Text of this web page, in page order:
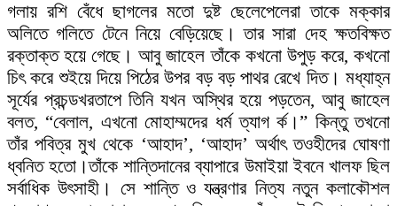
গলায় রশি বেঁধে ছাগলের মতো দুষ্ট ছেলেপেলেরা তাকে মক্কার
অলিতে গলিতে টেনে নিয়ে বেড়িয়েছে। তার সারা দেহ ক্ষতবিক্ষত
রক্তাক্ত হয়ে গেছে। আবু জাহেল তাঁকে কখনো উপুড় করে, কখনো
চিৎ করে শুইয়ে দিয়ে পিঠের উপর বড় বড় পাথর রেখে দিত। মধ্যাহ্ন
সূর্যের প্রচন্ডখরতাপে তিনি যখন অস্থির হয়ে পড়তেন, আবু জাহেল
বলত, “বেলাল, এখনো মোহাম্মদের ধর্ম ত্যাগ র্ক।” কিন্তু তখনো
তাঁর পবিত্র মুখ থেকে ‘আহাদ’, ‘আহাদ’ অর্থাৎ তওহীদের ঘোষণা
ধ্বনিত হতো।তাঁকে শান্তিদানের ব্যাপারে উমাইয়া ইবনে খালফ ছিল
সর্বাধিক উৎসাহী। সে শান্তি ও যন্ত্রণার নিত্য নতুন কলাকৌশল